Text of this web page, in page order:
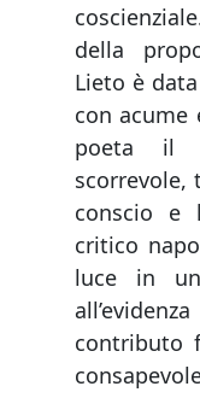
della
Lieto è
con acume
poeta il
scorrevole,
conscio e
critico
luce in
contributo